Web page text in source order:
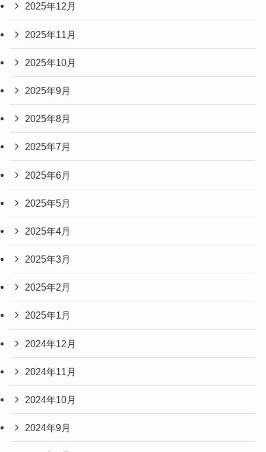
2025年12月
2025年11月
2025年10月
2025年9月
2025年8月
2025年7月
2025年6月
2025年5月
2025年4月
2025年3月
2025年2月
2025年1月
2024年12月
2024年11月
2024年10月
2024年9月